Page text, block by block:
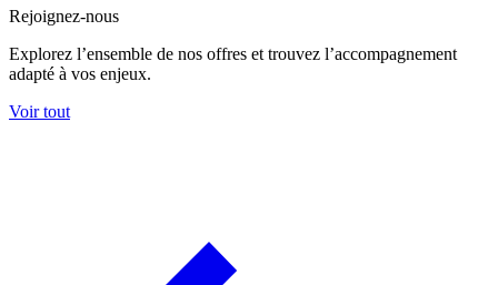
Rejoignez-nous
Explorez l’ensemble de nos offres et trouvez l’accompagnement
adapté à vos enjeux.
Voir tout